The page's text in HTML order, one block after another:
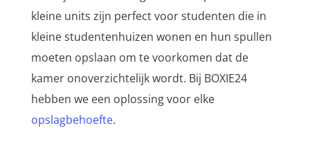
kleine units zijn perfect voor studenten die in
kleine studentenhuizen wonen en hun spullen
moeten opslaan om te voorkomen dat de
kamer onoverzichtelijk wordt. Bij BOXIE24
hebben we een oplossing voor elke
opslagbehoefte.